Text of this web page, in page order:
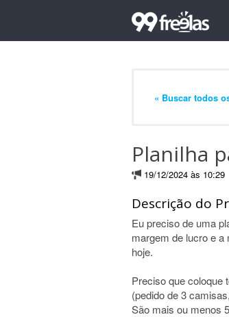
« Buscar todos
Planilha
19/12/2024 às 10:29
Descrição do
Eu preciso de uma
margem de lucro e a
hoje.
Preciso que coloque
(pedido de 3
São mais ou menos